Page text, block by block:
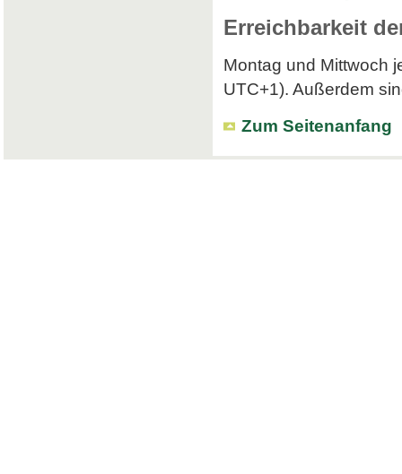
Erreichbarkeit
Montag und Mittwoch
UTC+1). Außerdem
Zum Seitenanfang